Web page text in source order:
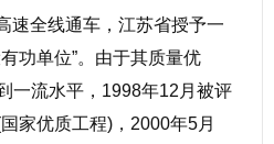
速全线通车，江苏省授予一
功单位”。由于其质量优
一流水平，1998年12月被评
家优质工程)，2000年5月